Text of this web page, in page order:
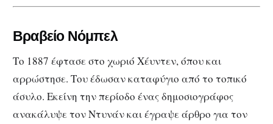
Βραβείο Νόμπελ
Το 1887 έφτασε στο χωριό Χέυντεν, όπου και
αρρώστησε. Του έδωσαν καταφύγιο από το τοπικό
άσυλο. Εκείνη την περίοδο ένας δημοσιογράφος
ανακάλυψε τον Ντυνάν και έγραψε άρθρο για τον